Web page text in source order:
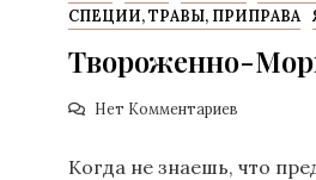
СПЕЦИИ, ТРАВЫ, ПРИПРАВА
Твороженно-
Нет Комментариев
Когда не знаешь, что